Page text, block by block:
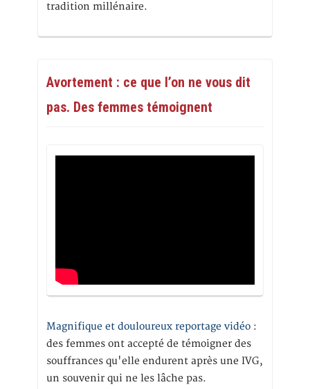
tradition millénaire.
Avortement : ce que l’on ne vous dit
pas. Des femmes témoignent
Magnifique et douloureux reportage vidéo :
des femmes ont accepté de témoigner des
souffrances qu'elle endurent après une IVG,
un souvenir qui ne les lâche pas.